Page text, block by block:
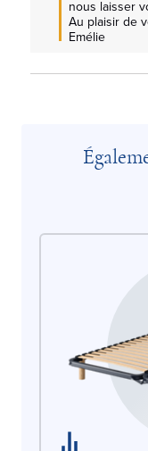
nous laisser
Au plaisir de
Emélie